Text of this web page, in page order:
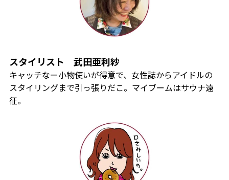
スタイリスト 武田亜利紗
キャッチなー小物使いが得意で、女性誌からアイドルの
スタイリングまで引っ張りだこ。マイブームはサウナ遠
征。